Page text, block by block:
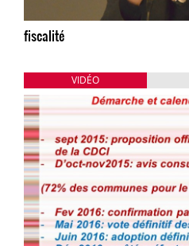
fiscalité
VIDÉO